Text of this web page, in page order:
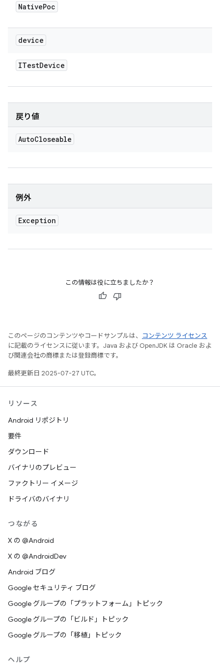
NativePoc
device
ITestDevice
戻り値
AutoCloseable
例外
Exception
この情報は役に立ちましたか？
このページのコンテンツやコードサンプルは、
コンテンツ ライセンス
に記載のライセンスに従います。Java および OpenJDK は Oracle およ
び関連会社の商標または登録商標です。
最終更新日 2025-07-27 UTC。
リソース
Android リポジトリ
要件
ダウンロード
バイナリのプレビュー
ファクトリー イメージ
ドライバのバイナリ
つながる
X の @Android
X の @AndroidDev
Android ブログ
Google セキュリティ ブログ
Google グループの「プラットフォーム」トピック
Google グループの「ビルド」トピック
Google グループの「移植」トピック
ヘルプ